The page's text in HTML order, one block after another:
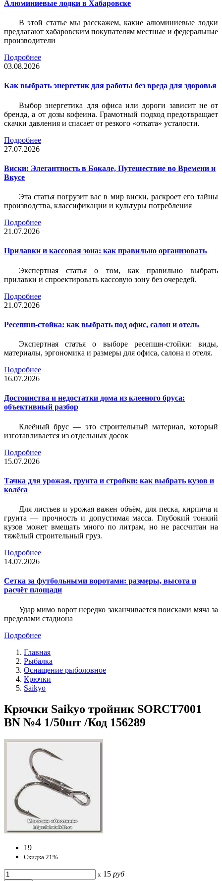
Алюминиевые лодки в Хабаровске
В этой статье мы расскажем, какие алюминиевые лодки
предлагают хабаровским покупателям местные и федеральные
производители
Подробнее
03.08.2026
Как выбрать энергетик для работы без вреда для здоровья
Выбор энергетика для офиса или дороги зависит не от
бренда, а от дозы кофеина. Грамотный подход предотвращает
скачки давления и спасает от резкого «отката» усталости.
Подробнее
27.07.2026
Виски: Элегантность в Бокале, Путешествие во Времени и
Вкусе
Эта статья погрузит вас в мир виски, раскроет его тайны
производства, классификации и культуры потребления
Подробнее
21.07.2026
Прилавки и кассовая зона: как правильно организовать
Экспертная статья о том, как правильно выбрать
прилавки и спроектировать кассовую зону без очередей.
Подробнее
21.07.2026
Ресепшн-стойка: как выбрать под офис, салон и отель
Экспертная статья о выборе ресепшн-стойки: виды,
материалы, эргономика и размеры для офиса, салона и отеля.
Подробнее
16.07.2026
Достоинства и недостатки дома из клееного бруса:
объективный разбор
Клеёный брус — это строительный материал, который
изготавливается из отдельных досок
Подробнее
15.07.2026
Тачка для урожая, грунта и стройки: как выбрать кузов и
колёса
Для листьев и урожая важен объём, для песка, кирпича и
грунта — прочность и допустимая масса. Глубокий тонкий
кузов может вмещать много по литрам, но не рассчитан на
тяжёлый строительный груз.
Подробнее
14.07.2026
Сетка за футбольными воротами: размеры, высота и
расчёт площади
Удар мимо ворот нередко заканчивается поисками мяча за
пределами стадиона
Подробнее
Главная
Рыбалка
Оснащение рыболовное
Крючки
Saikyo
Крючки Saikyo трoйник SORCT7001
BN №4 1/50шт /Код 156289
19
Скидка 21%
x 15 руб